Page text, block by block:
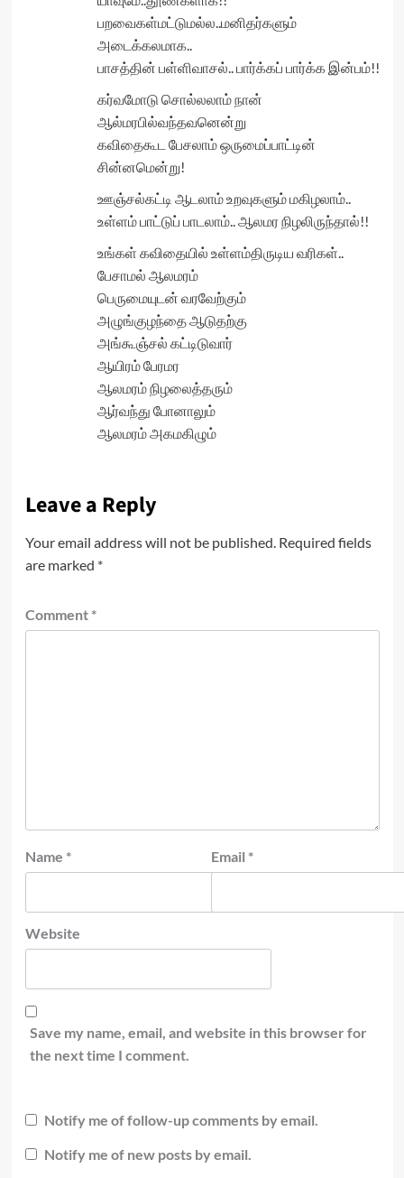
பறவைகள்மட்டுமல்ல..மனிதர்களும்
அடைக்கலமாக..
பாசத்தின் பள்ளிவாசல்.. பார்க்கப் பார்க்க இன்பம்!!
கர்வமோடு சொல்லலாம் நான்
ஆல்மரபில்வந்தவனென்று
கவிதைகூட பேசலாம் ஒருமைப்பாட்டின்
சின்னமென்று!
ஊஞ்சல்கட்டி ஆடலாம் உறவுகளும் மகிழலாம்..
உள்ளம் பாட்டுப் பாடலாம்.. ஆலமர நிழலிருந்தால்!!
உங்கள் கவிதையில் உள்ளம்திருடிய வரிகள்..
பேசாமல் ஆலமரம்
பெருமையுடன் வரவேற்கும்
அழுங்குழந்தை ஆடுதற்கு
அங்கூஞ்சல் கட்டிடுவார்
ஆயிரம் பேரமர
ஆலமரம் நிழலைத்தரும்
ஆர்வந்து போனாலும்
ஆலமரம் அகமகிழும்
Leave a Reply
Your email address will not be published. Required fields
are marked *
Comment *
Name * Email *
Website
Save my name, email, and website in this browser for
the next time I comment.
Notify me of follow-up comments by email.
Notify me of new posts by email.